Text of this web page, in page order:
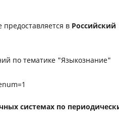
в Российский
по тематике "Языкознание"
системах по